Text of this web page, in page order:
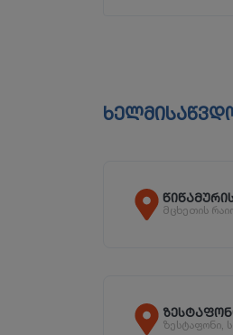
მცხეთის
ზესტაფონი,